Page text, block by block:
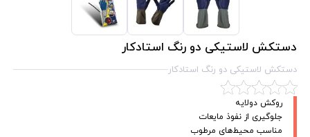
دستکش لاستیکی دو رنگ استادکار
دستکش لاستیکی دو رنگ استادکار
روکش دولایه
جلوگیری از نفوذ مایعات
مناسب محیط‌های مرطوب